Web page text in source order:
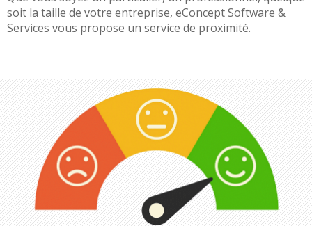
soit la taille de votre entreprise, eConcept Software &
Services vous propose un service de proximité.